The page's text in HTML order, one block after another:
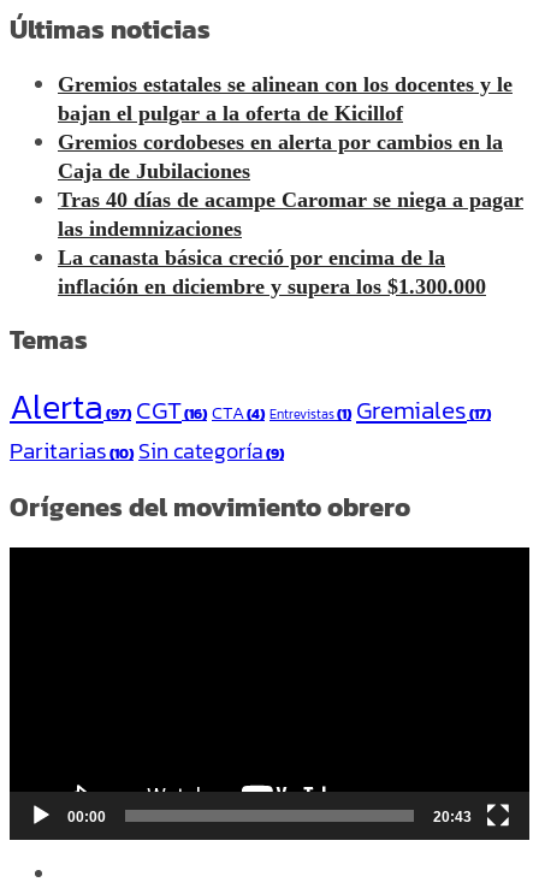
Últimas noticias
Gremios estatales se alinean con los docentes y le
bajan el pulgar a la oferta de Kicillof
Gremios cordobeses en alerta por cambios en la
Caja de Jubilaciones
Tras 40 días de acampe Caromar se niega a pagar
las indemnizaciones
La canasta básica creció por encima de la
inflación en diciembre y supera los $1.300.000
Temas
Alerta(97) CGT(16) CTA(4) Entrevistas(1) Gremiales(17)
Paritarias(10) Sin categoría(9)
Orígenes del movimiento obrero
00:00 20:43